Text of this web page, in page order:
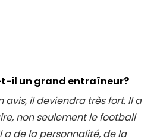
t-il un grand entraîneur?
avis, il deviendra très fort. Il a
non seulement le football
a de la personnalité, de la